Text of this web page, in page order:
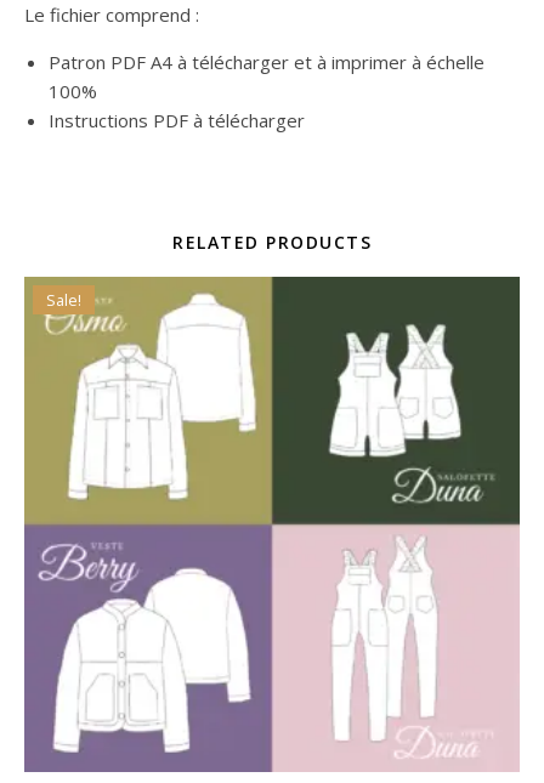
Le fichier comprend :
Patron PDF A4 à télécharger et à imprimer à échelle
100%
Instructions PDF à télécharger
RELATED PRODUCTS
Sale!